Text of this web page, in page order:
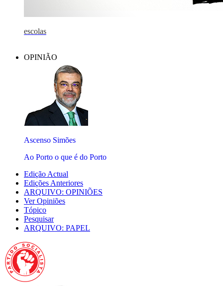
escolas
OPINIÃO
Ascenso Simões
Ao Porto o que é do Porto
Edição Actual
Edições Anteriores
ARQUIVO: OPINIÕES
Ver Opiniões
Tópico
Pesquisar
ARQUIVO: PAPEL